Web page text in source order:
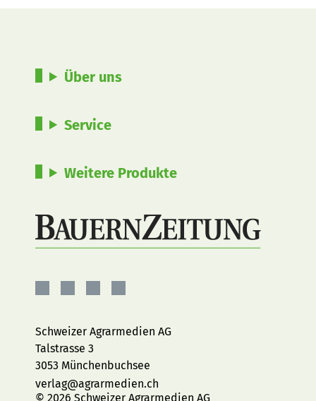
Über uns
Service
Weitere Produkte
Facebook
InstagramYouTubeLinkedIn
Schweizer Agrarmedien AG
Talstrasse 3
3053 Münchenbuchsee
verlag@agrarmedien.ch
© 2026 Schweizer Agrarmedien AG